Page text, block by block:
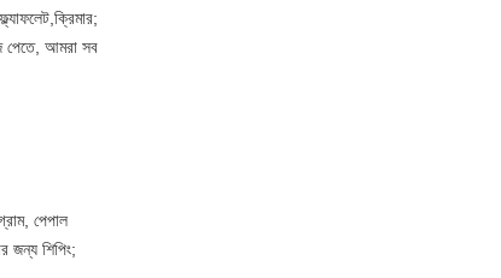
পেতে, আমরা সব
পেপাল
জন্য শিপিং;